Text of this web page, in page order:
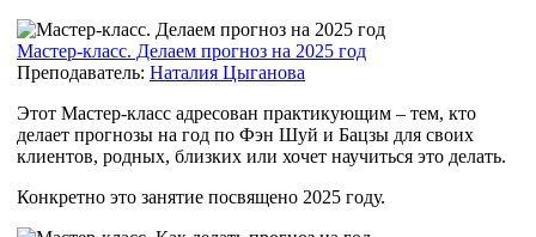
Мастер-класс. Делаем прогноз на 2025 год
Преподаватель: Наталия Цыганова
Этот Мастер-класс адресован практикующим – тем, кто
делает прогнозы на год по Фэн Шуй и Бацзы для своих
клиентов, родных, близких или хочет научиться это делать.
Конкретно это занятие посвящено 2025 году.